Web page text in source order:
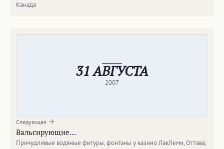
Канада
31 АВГУСТА
2007
Следующая
Вальсирующие…
Причудливые водяные фигуры, фонтаны у казино ЛакЛеми, Оттава,